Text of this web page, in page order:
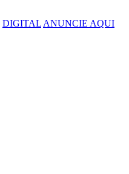
DIGITAL ANUNCIE AQUI